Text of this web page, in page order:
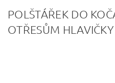
POLŠTÁŘEK DO
OTŘESŮM